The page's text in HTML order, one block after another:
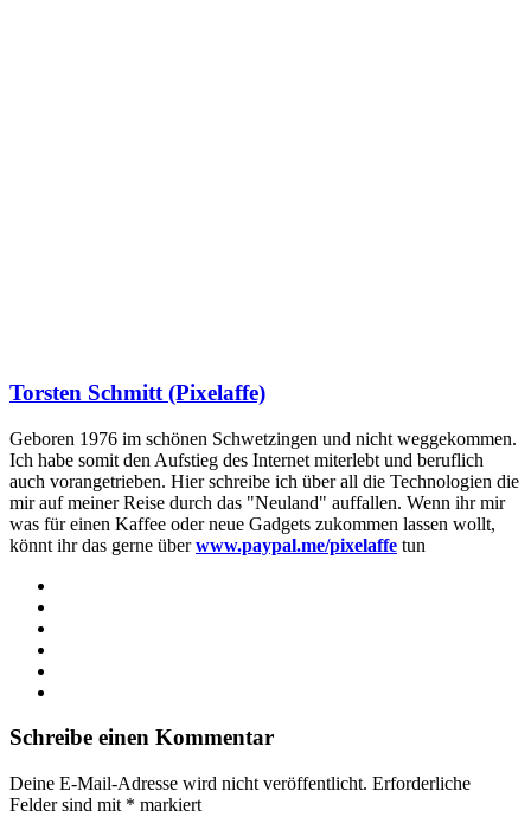
Torsten Schmitt (Pixelaffe)
Geboren 1976 im schönen Schwetzingen und nicht weggekommen.
Ich habe somit den Aufstieg des Internet miterlebt und beruflich
auch vorangetrieben. Hier schreibe ich über all die Technologien die
mir auf meiner Reise durch das "Neuland" auffallen. Wenn ihr mir
was für einen Kaffee oder neue Gadgets zukommen lassen wollt,
könnt ihr das gerne überwww.paypal.me/pixelaffe tun
Schreibe einen Kommentar
Deine E-Mail-Adresse wird nicht veröffentlicht. Erforderliche
Felder sind mit * markiert